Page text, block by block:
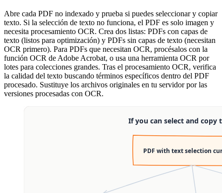
Abre cada PDF no indexado y prueba si puedes seleccionar y copiar
texto. Si la selección de texto no funciona, el PDF es solo imagen y
necesita procesamiento OCR. Crea dos listas: PDFs con capas de
texto (listos para optimización) y PDFs sin capas de texto (necesitan
OCR primero). Para PDFs que necesitan OCR, procésalos con la
función OCR de Adobe Acrobat, o usa una herramienta OCR por
lotes para colecciones grandes. Tras el procesamiento OCR, verifica
la calidad del texto buscando términos específicos dentro del PDF
procesado. Sustituye los archivos originales en tu servidor por las
versiones procesadas con OCR.